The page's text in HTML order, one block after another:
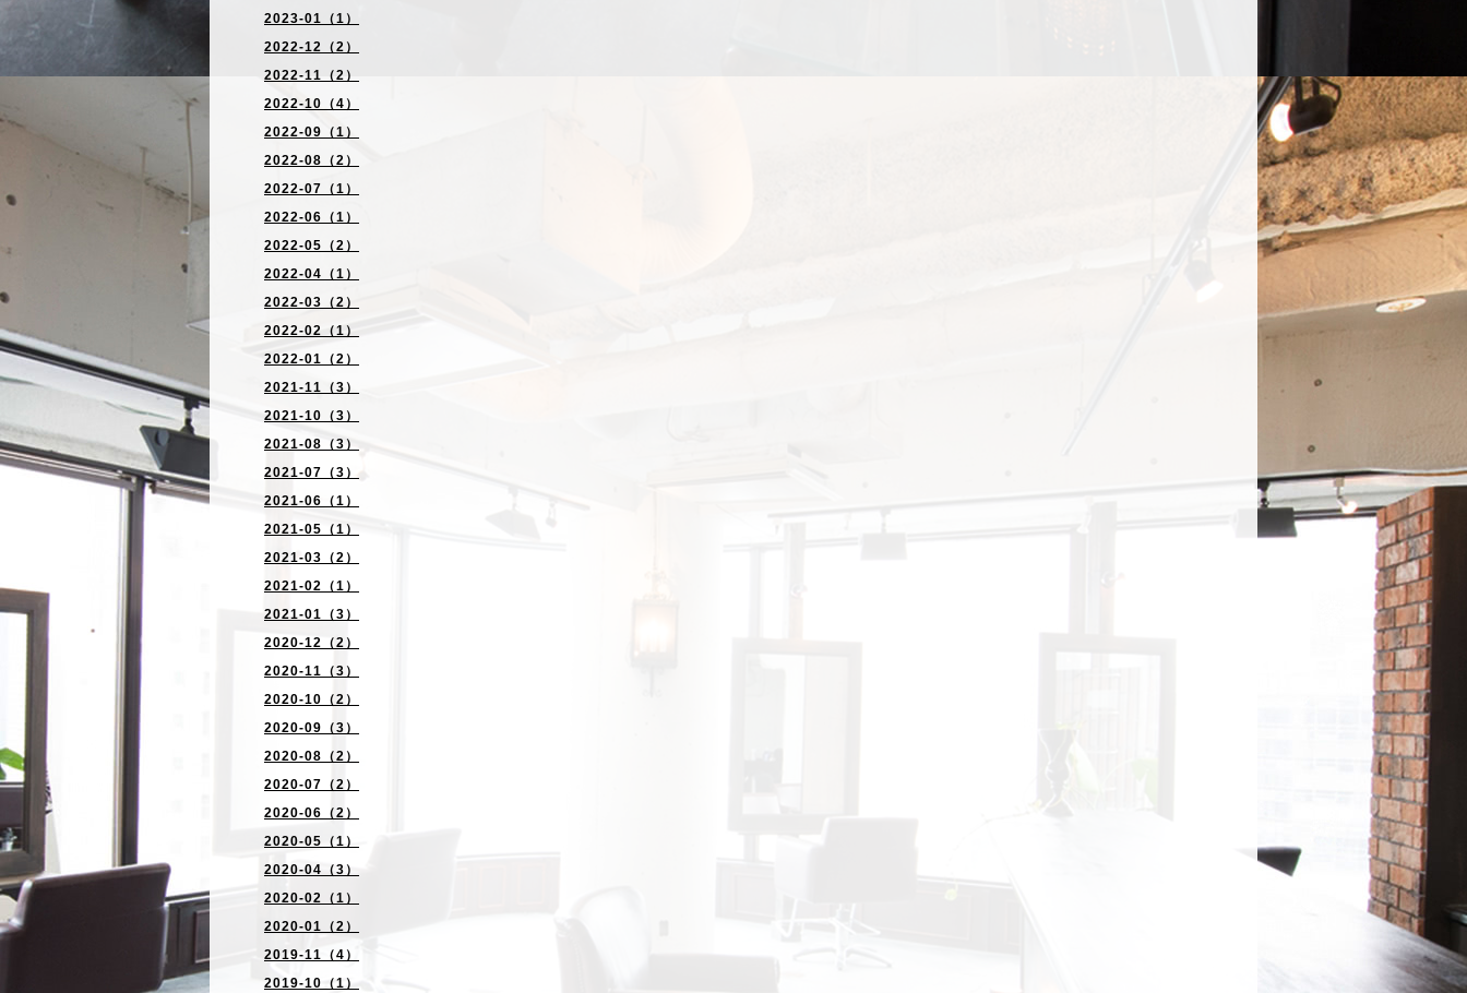
2023-01（1）
2022-12（2）
2022-11（2）
2022-10（4）
2022-09（1）
2022-08（2）
2022-07（1）
2022-06（1）
2022-05（2）
2022-04（1）
2022-03（2）
2022-02（1）
2022-01（2）
2021-11（3）
2021-10（3）
2021-08（3）
2021-07（3）
2021-06（1）
2021-05（1）
2021-03（2）
2021-02（1）
2021-01（3）
2020-12（2）
2020-11（3）
2020-10（2）
2020-09（3）
2020-08（2）
2020-07（2）
2020-06（2）
2020-05（1）
2020-04（3）
2020-02（1）
2020-01（2）
2019-11（4）
2019-10（1）